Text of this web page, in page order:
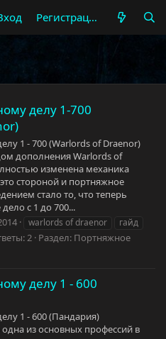
Регистрация
делу 1-700
1 - 700 (Warlords of Draenor)
дополнения Warlords of
изменена механика
стороной и портняжное
стало то, что теперь
с 1 до 700...
warlords of draenor
гайд
2 Раздел: Портняжное
делу 1 - 600
1 - 600 (Пандария)
из основных профессий в